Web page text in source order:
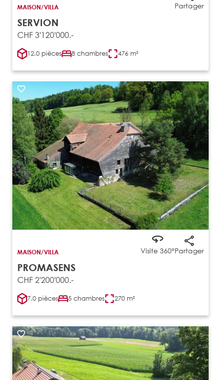
Partager
MAISON/VILLA
SERVION
CHF 3'120'000.-
12.0 pièces 8 chambres 476 m²
Visite 360°Partager
MAISON/VILLA
PROMASENS
CHF 2'200'000.-
7.0 pièces 5 chambres 270 m²